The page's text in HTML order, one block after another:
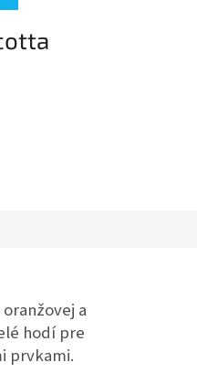
a
hodí pre
prvkami.